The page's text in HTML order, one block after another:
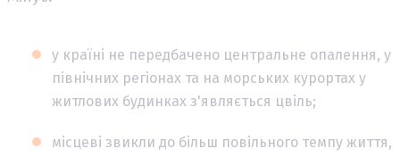
у країні не передбачено центральне опалення, у
північних регіонах та на морських курортах у
житлових будинках з'являється цвіль;
місцеві звикли до більш повільного темпу життя,